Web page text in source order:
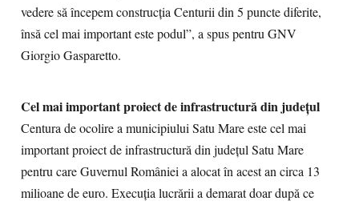
vedere să începem construcția Centurii din 5 puncte diferite,
însă cel mai important este podul”, a spus pentru GNV
Giorgio Gasparetto.
Cel mai important proiect de infrastructură din județul
Centura de ocolire a municipiului Satu Mare este cel mai
important proiect de infrastructură din județul Satu Mare
pentru care Guvernul României a alocat în acest an circa 13
milioane de euro. Execuția lucrării a demarat doar după ce